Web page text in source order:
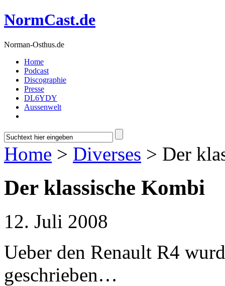
NormCast.de
Norman-Osthus.de
Home
Podcast
Discographie
Presse
DL6YDY
Aussenwelt
Home > Diverses > Der
Der klassische Kombi
12. Juli 2008
Ueber den Renault R4
geschrieben…